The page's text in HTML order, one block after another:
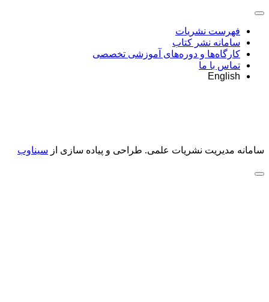
فهرست نشریات
سامانه نشر کتاب
کارگاه‌ها و دوره‌های آموزشی تخصصی
تماس با ما
English
سامانه مدیریت نشریات علمی. طراحی و پیاده سازی از سیناوب